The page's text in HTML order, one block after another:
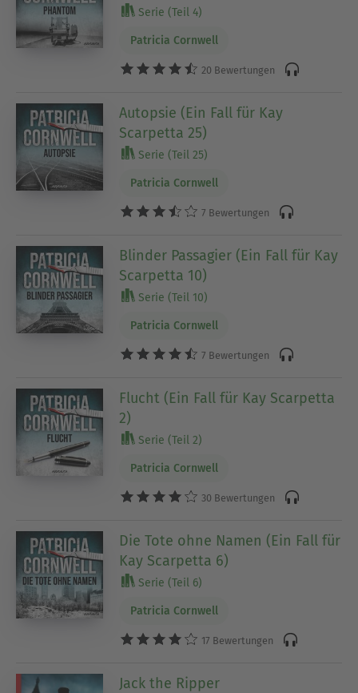
Serie (Teil 4)
Patricia Cornwell
20 Bewertungen
Autopsie (Ein Fall für Kay
Scarpetta 25)
Serie (Teil 25)
Patricia Cornwell
7 Bewertungen
Blinder Passagier (Ein Fall für Kay
Scarpetta 10)
Serie (Teil 10)
Patricia Cornwell
7 Bewertungen
Flucht (Ein Fall für Kay Scarpetta
2)
Serie (Teil 2)
Patricia Cornwell
30 Bewertungen
Die Tote ohne Namen (Ein Fall für
Kay Scarpetta 6)
Serie (Teil 6)
Patricia Cornwell
17 Bewertungen
Jack the Ripper